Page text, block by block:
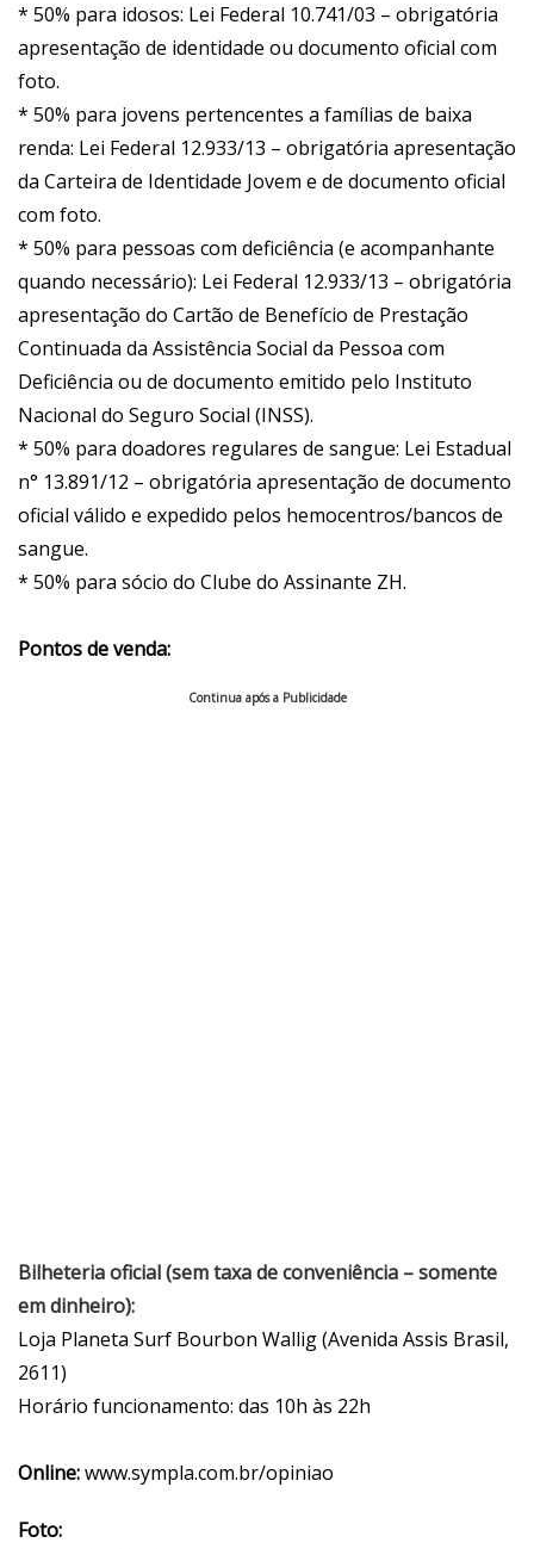
* 50% para idosos: Lei Federal 10.741/03 – obrigatória
apresentação de identidade ou documento oficial com
foto.
* 50% para jovens pertencentes a famílias de baixa
renda: Lei Federal 12.933/13 – obrigatória apresentação
da Carteira de Identidade Jovem e de documento oficial
com foto.
* 50% para pessoas com deficiência (e acompanhante
quando necessário): Lei Federal 12.933/13 – obrigatória
apresentação do Cartão de Benefício de Prestação
Continuada da Assistência Social da Pessoa com
Deficiência ou de documento emitido pelo Instituto
Nacional do Seguro Social (INSS).
* 50% para doadores regulares de sangue: Lei Estadual
n° 13.891/12 – obrigatória apresentação de documento
oficial válido e expedido pelos hemocentros/bancos de
sangue.
* 50% para sócio do Clube do Assinante ZH.
Pontos de venda:
Continua após a Publicidade
Bilheteria oficial (sem taxa de conveniência – somente
em dinheiro):
Loja Planeta Surf Bourbon Wallig (Avenida Assis Brasil,
2611)
Horário funcionamento: das 10h às 22h
Online:www.sympla.com.br/opiniao
Foto: